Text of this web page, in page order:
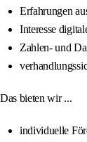
Erfahrungen
Interesse
Zahlen- und
Das bieten wir ...
individuelle